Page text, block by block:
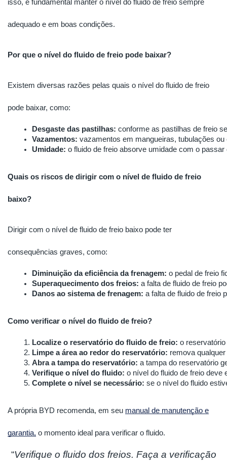
isso, é fundamental manter o nível do fluido de freio sempre
adequado e em boas condições.
Por que o nível do fluido de freio pode baixar?
Existem diversas razões pelas quais o nível do fluido de freio
pode baixar, como:
Desgaste das pastilhas: conforme as pastilhas de freio
Vazamentos: vazamentos em mangueiras, tubulações
Umidade: o fluido de freio absorve umidade com o
Quais os riscos de dirigir com o nível de fluido de freio
baixo?
Dirigir com o nível de fluido de freio baixo pode ter
consequências graves, como:
Diminuição da eficiência da frenagem: o pedal de freio
Superaquecimento dos freios: a falta de fluido de freio
Danos ao sistema de frenagem: a falta de fluido de freio
Como verificar o nível do fluido de freio?
Localize o reservatório do fluido de freio: o
Limpe a área ao redor do reservatório: remova
Abra a tampa do reservatório: a tampa do reservatório
Verifique o nível do fluido: o nível do fluido de freio
Complete o nível se necessário: se o nível do fluido
A própria BYD recomenda, em seu manual de manutenção e
garantia, o momento ideal para verificar o fluido.
“Verifique o fluido dos freios. Faça a verificação